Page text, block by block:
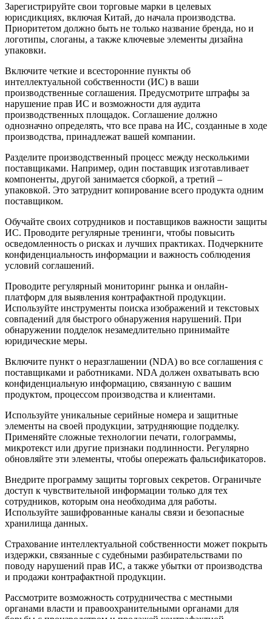
Зарегистрируйте свои торговые марки в целевых
юрисдикциях, включая Китай, до начала производства.
Приоритетом должно быть не только название бренда, но и
логотипы, слоганы, а также ключевые элементы дизайна
упаковки.
Включите четкие и всесторонние пункты об
интеллектуальной собственности (ИС) в ваши
производственные соглашения. Предусмотрите штрафы за
нарушение прав ИС и возможности для аудита
производственных площадок. Соглашение должно
однозначно определять, что все права на ИС, созданные в ходе
производства, принадлежат вашей компании.
Разделите производственный процесс между несколькими
поставщиками. Например, один поставщик изготавливает
компоненты, другой занимается сборкой, а третий –
упаковкой. Это затруднит копирование всего продукта одним
поставщиком.
Обучайте своих сотрудников и поставщиков важности защиты
ИС. Проводите регулярные тренинги, чтобы повысить
осведомленность о рисках и лучших практиках. Подчеркните
конфиденциальность информации и важность соблюдения
условий соглашений.
Проводите регулярный мониторинг рынка и онлайн-
платформ для выявления контрафактной продукции.
Используйте инструменты поиска изображений и текстовых
совпадений для быстрого обнаружения нарушений. При
обнаружении подделок незамедлительно принимайте
юридические меры.
Включите пункт о неразглашении (NDA) во все соглашения с
поставщиками и работниками. NDA должен охватывать всю
конфиденциальную информацию, связанную с вашим
продуктом, процессом производства и клиентами.
Используйте уникальные серийные номера и защитные
элементы на своей продукции, затрудняющие подделку.
Применяйте сложные технологии печати, голограммы,
микротекст или другие признаки подлинности. Регулярно
обновляйте эти элементы, чтобы опережать фальсификаторов.
Внедрите программу защиты торговых секретов. Ограничьте
доступ к чувствительной информации только для тех
сотрудников, которым она необходима для работы.
Используйте зашифрованные каналы связи и безопасные
хранилища данных.
Страхование интеллектуальной собственности может покрыть
издержки, связанные с судебными разбирательствами по
поводу нарушений прав ИС, а также убытки от производства
и продажи контрафактной продукции.
Рассмотрите возможность сотрудничества с местными
органами власти и правоохранительными органами для